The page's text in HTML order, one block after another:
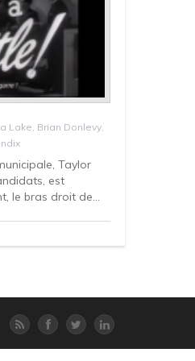
Lake, Brian Donlevy,
Taylor
est
le bras droit de...